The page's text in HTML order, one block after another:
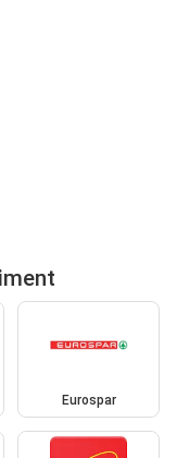
Eurospar